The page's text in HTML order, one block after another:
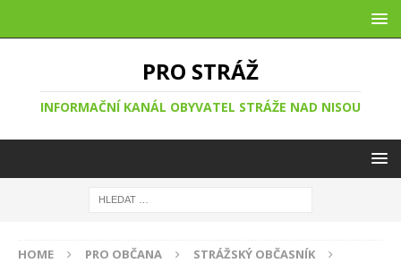
PRO STRÁŽ
INFORMAČNÍ KANÁL OBYVATEL STRÁŽE NAD NISOU
HOME PRO OBČANA
STRÁŽSKÝ OBČASNÍK